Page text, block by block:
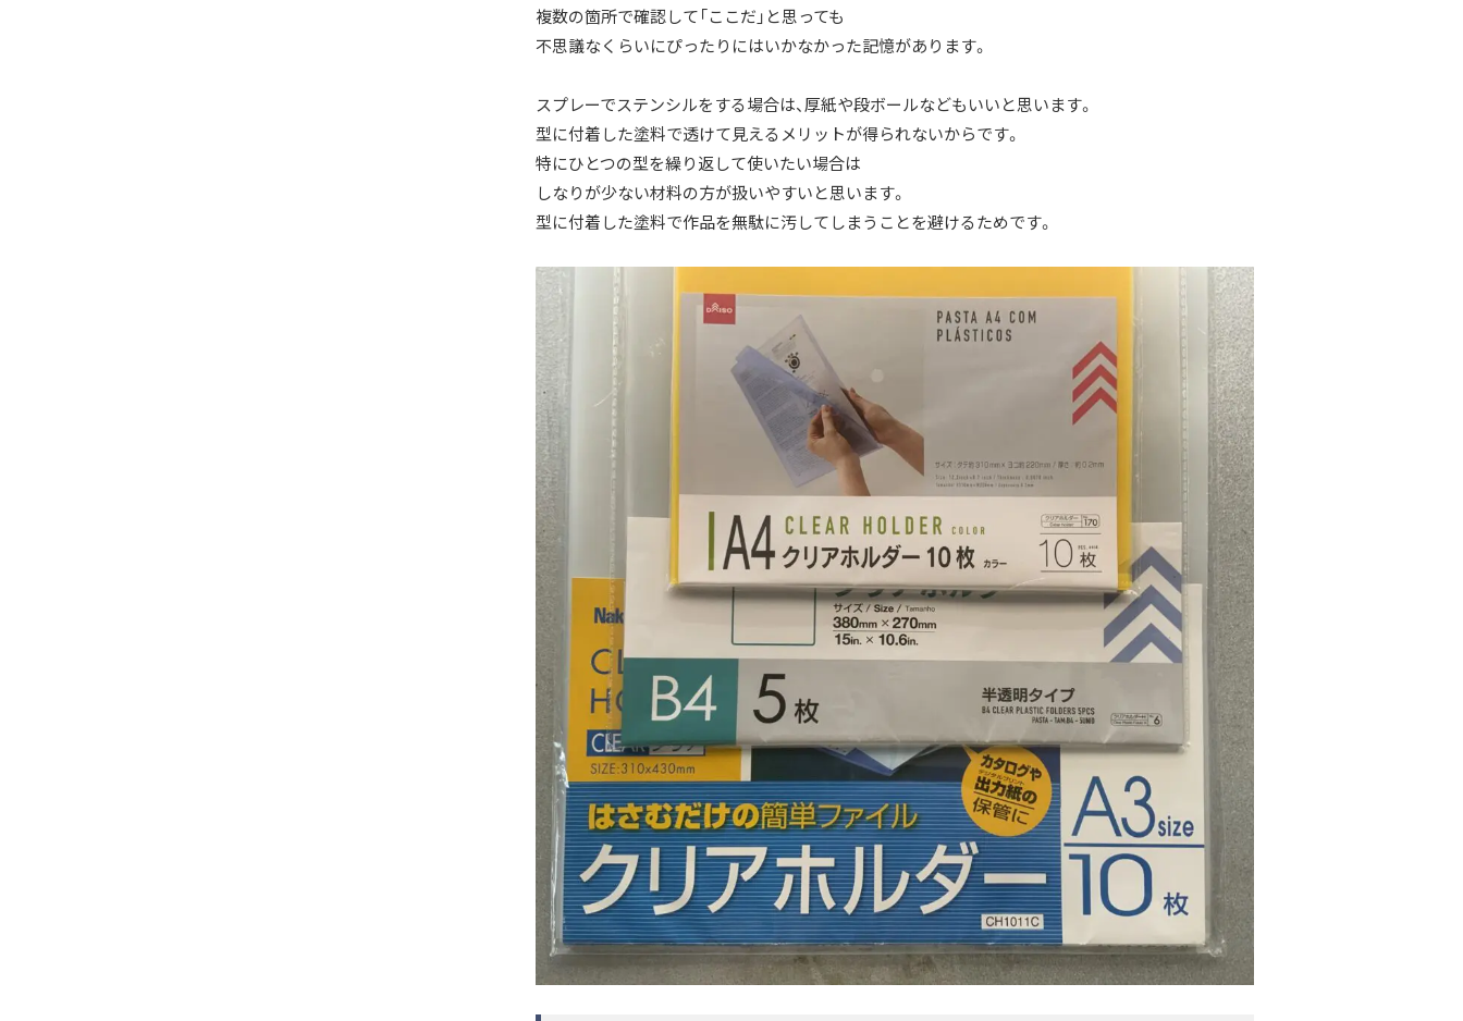
複数の箇所で確認して「ここだ」と思っても
不思議なくらいにぴったりにはいかなかった記憶があります。
スプレーでステンシルをする場合は、厚紙や段ボールなどもいいと思います。
型に付着した塗料で透けて見えるメリットが得られないからです。
特にひとつの型を繰り返して使いたい場合は
しなりが少ない材料の方が扱いやすいと思います。
型に付着した塗料で作品を無駄に汚してしまうことを避けるためです。